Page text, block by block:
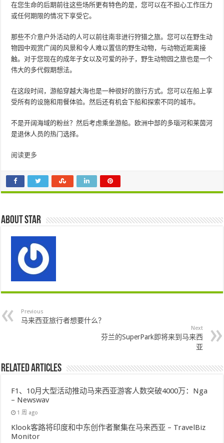
在您生命的后期前往这些场所更有特色的是，您可以在不担心工作压力
或任何期限的情况下享受它。
那些不介意户外活动的人可以前往南非进行狩猎之旅。您可以在野生动
物园中观赏广阔的风景和令人难以置信的野生动物，与动物近距离接
触。对于您现在的成年子女以及可爱的孙子，野生动物园之旅也是一个
伟大的多代假期想法。
在这段时间，游船穿越大海也是一种很好的旅行方式。您可以在船上享
受所有的设施和用餐体验。然后还有机会下船和探索不同的城市。
不是开阔海域的粉丝？然后考虑乘坐游船。欧洲中部的多瑙河和莱茵河
是退休人员的热门选择。
阅读更多
About star
Previous
马来西亚旅行者想要什么？
Next
芬兰的SuperPark即将来到马来西
亚
Related Articles
F1、10月大型活动推动马来西亚游客人数突破4000万：Nga
– Newswav
1 周 ago
Klook客路将印度和中东创作者聚集在马来西亚 – TravelBiz
Monitor